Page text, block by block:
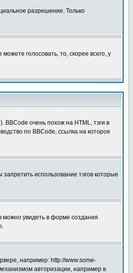
разрешение. Только
голосовать, то, скорее всего, у
очень похож на HTML, тэги в
по BBCode, ссылка на которое
запретить использование тэгов которые
можно увидеть в форме создания
например: http://www.some-
авторизации, например в